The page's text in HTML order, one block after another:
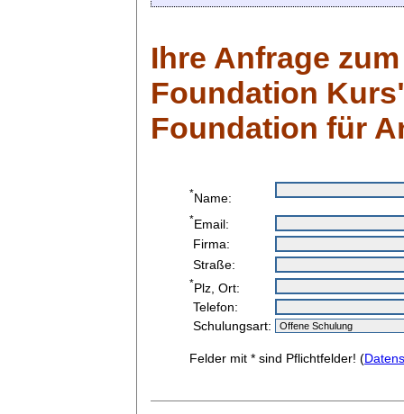
Ihre Anfrage
Foundation
Foundation für
*Name:
*Email:
Firma:
Straße:
*Plz, Ort:
Telefon:
Schulungsart:
Felder mit * sind Pflichtfelder! (